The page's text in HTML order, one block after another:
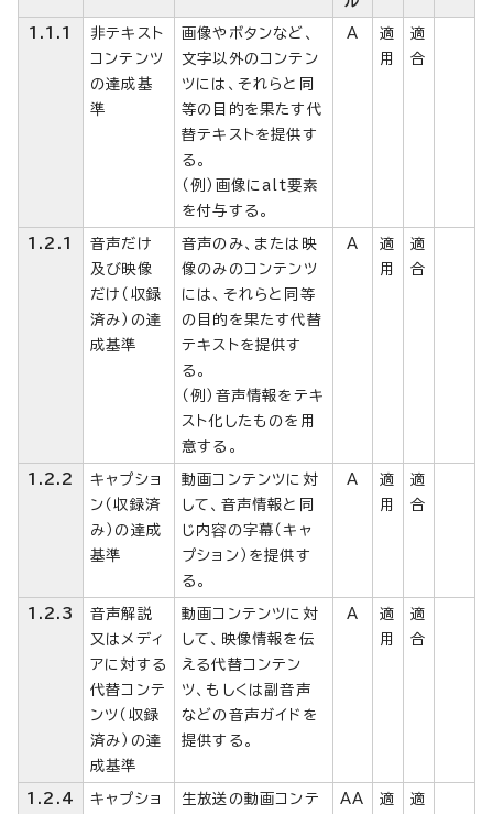
1.1.1
非テキスト
コンテンツ
の達成基
準
画像やボタンなど、
文字以外のコンテン
ツには、それらと同
等の目的を果たす代
替テキストを提供す
る。
（例）画像にalt要素
を付与する。
A
適
用
適
合
1.2.1
音声だけ
及び映像
だけ（収録
済み）の達
成基準
音声のみ、または映
像のみのコンテンツ
には、それらと同等
の目的を果たす代替
テキストを提供す
る。
（例）音声情報をテキ
スト化したものを用
意する。
A
適
用
適
合
1.2.2
キャプショ
ン（収録済
み）の達成
基準
動画コンテンツに対
して、音声情報と同
じ内容の字幕（キャ
プション）を提供す
る。
A
適
用
適
合
1.2.3
音声解説
又はメディ
アに対する
代替コンテ
ンツ（収録
済み）の達
成基準
動画コンテンツに対
して、映像情報を伝
える代替コンテン
ツ、もしくは副音声
などの音声ガイドを
提供する。
A
適
用
適
合
1.2.4
キャプショ
生放送の動画コンテ
AA
適
適